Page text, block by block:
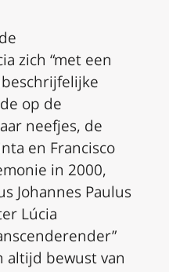
zich “met een
op de
neefjes, de
en Francisco
in 2000,
Johannes Paulus
Lúcia
altijd bewust van